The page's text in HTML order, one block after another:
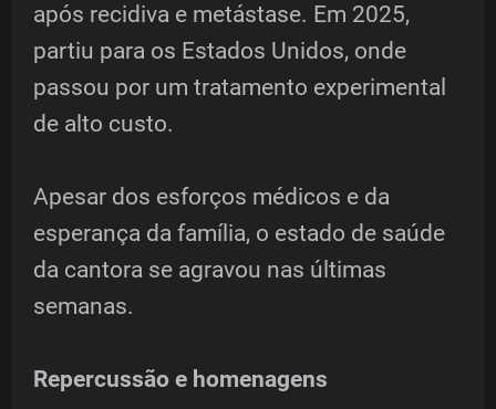
após recidiva e metástase. Em 2025,
partiu para os Estados Unidos, onde
passou por um tratamento experimental
de alto custo.
Apesar dos esforços médicos e da
esperança da família, o estado de saúde
da cantora se agravou nas últimas
semanas.
Repercussão e homenagens